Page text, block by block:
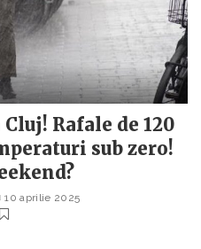
Rafale de 120
sub zero!
10 aprilie 2025